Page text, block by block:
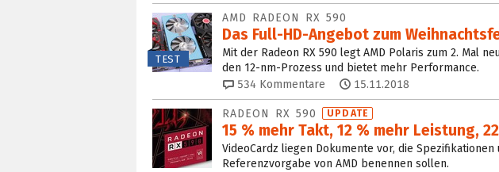
TEST
AMD RADEON RX 590
Das Full-HD-Angebot zum
Mit der Radeon RX 590 legt AMD Polaris zum 2. Mal
den 12-nm-Prozess und bietet mehr Performance.
534 Kommentare 15.11.2018
RADEON RX 590 UPDATE
15 % mehr Takt, 12 % mehr Leistung,
VideoCardz liegen Dokumente vor, die Spezifikationen
Referenzvorgabe von AMD benennen sollen.